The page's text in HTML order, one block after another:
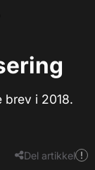
brev i 2018.
Del artikkel